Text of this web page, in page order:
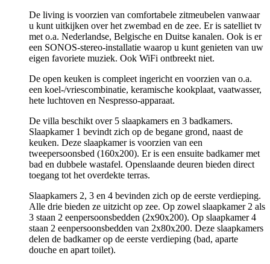
De living is voorzien van comfortabele zitmeubelen vanwaar
u kunt uitkijken over het zwembad en de zee. Er is satelliet tv
met o.a. Nederlandse, Belgische en Duitse kanalen. Ook is er
een SONOS-stereo-installatie waarop u kunt genieten van uw
eigen favoriete muziek. Ook WiFi ontbreekt niet.
De open keuken is compleet ingericht en voorzien van o.a.
een koel-/vriescombinatie, keramische kookplaat, vaatwasser,
hete luchtoven en Nespresso-apparaat.
De villa beschikt over 5 slaapkamers en 3 badkamers.
Slaapkamer 1 bevindt zich op de begane grond, naast de
keuken. Deze slaapkamer is voorzien van een
tweepersoonsbed (160x200). Er is een ensuite badkamer met
bad en dubbele wastafel. Openslaande deuren bieden direct
toegang tot het overdekte terras.
Slaapkamers 2, 3 en 4 bevinden zich op de eerste verdieping.
Alle drie bieden ze uitzicht op zee. Op zowel slaapkamer 2 als
3 staan 2 eenpersoonsbedden (2x90x200). Op slaapkamer 4
staan 2 eenpersoonsbedden van 2x80x200. Deze slaapkamers
delen de badkamer op de eerste verdieping (bad, aparte
douche en apart toilet).